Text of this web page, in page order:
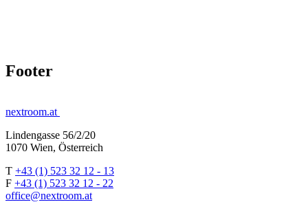
Footer
nextroom.at
Lindengasse 56/2/20
1070 Wien, Österreich
T +43 (1) 523 32 12 - 13
F +43 (1) 523 32 12 - 22
office@nextroom.at